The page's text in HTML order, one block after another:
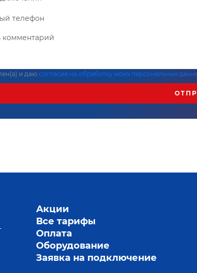
и даю согласие на обработку моих персональных
Акции
Все тарифы
Оплата
Оборудование
Заявка на подключение